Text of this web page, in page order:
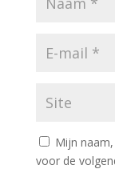
Mijn
voor de